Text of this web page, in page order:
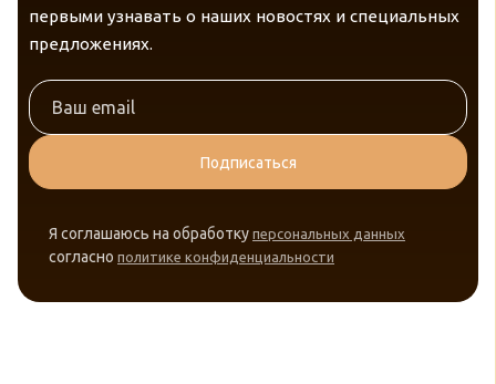
первыми узнавать о наших новостях и специальных
предложениях.
Подписаться
Я соглашаюсь на обработку персональных данных
согласно политике конфиденциальности